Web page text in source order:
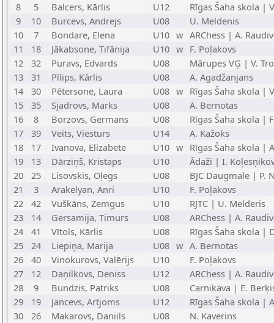
8
5 Balcers, Kārlis U12
Rīgas Šaha skola |
9
10 Burcevs, Andrejs U08
U. Meldenis
10
7 Bondare, Elena U10 w ARChess | A.
11
18 Jākabsone, Tifānija U10 w F. Poļakovs
12
32 Puravs, Edvards U08
Mārupes VĢ | V.
13
31 Pīlips, Kārlis U08
A. Agadžanjans
14
30 Pētersone, Laura U08 w Rīgas Šaha skola |
15
35 Sjadrovs, Marks U08
A. Bernotas
16
8 Borzovs, Germans U08
Rīgas Šaha skola |
17
39 Veits, Viesturs U14
A. Kažoks
18
17 Ivanova, Elizabete U10 w Rīgas Šaha skola |
19
13 Dārziņš, Kristaps U10
Ādaži | I.
20
25 Lisovskis, Oļegs U08
BJC Daugmale | P.
21
3 Arakelyan, Anri U10
F. Poļakovs
22
42 Vuškāns, Zemgus U10
RJTC | U. Melderis
23
14 Gersamija, Timurs U08
ARChess | A.
24
41 Vītols, Kārlis U08
Rīgas Šaha skola |
25
24 Liepiņa, Marija U08 w A. Bernotas
26
40 Vinokurovs, Valērijs U10
F. Poļakovs
27
12 Daņilkovs, Deniss U12
ARChess | A.
28
9 Bundzis, Patriks U08
Carnikava | E.
29
19 Jancevs, Artjoms U12
Rīgas Šaha skola |
30
26 Makarovs, Daniils U08
N. Kaverins